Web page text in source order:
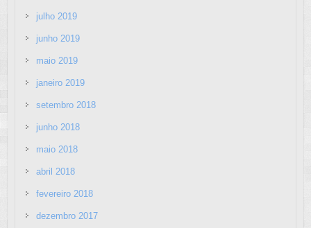
julho 2019
junho 2019
maio 2019
janeiro 2019
setembro 2018
junho 2018
maio 2018
abril 2018
fevereiro 2018
dezembro 2017